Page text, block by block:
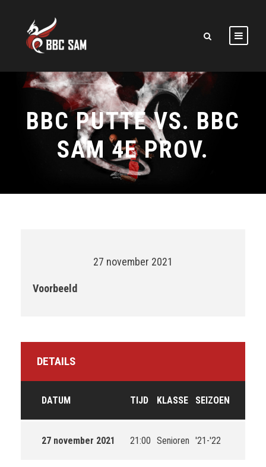
BBC PUTTE VS. BBC
SAM 4E PROV.
27 november 2021
Voorbeeld
DETAILS
DATUM TIJD KLASSE SEIZOEN
27 november 2021 21:00 Senioren '21-'22